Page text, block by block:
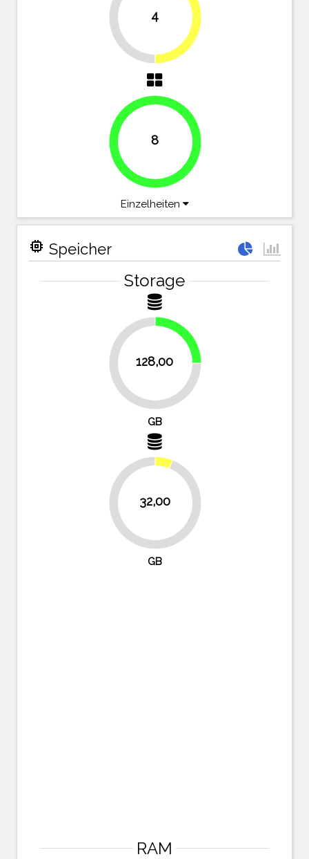
4
8
100%
Einzelheiten
memory Speicher
Storage
128,00
75%
25%
GB
32,00
93.8%
GB
RAM